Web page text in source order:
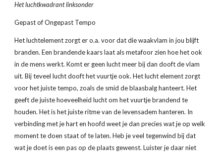
Het luchtkwadrant linksonder
Gepast of Ongepast Tempo
Het luchtelement zorgt er o.a. voor dat die waakvlam in jou blijft
branden. Een brandende kaars laat als metafoor zien hoe het ook
in de mens werkt. Komt er geen lucht meer bij dan dooft de vlam
uit. Bij teveel lucht dooft het vuurtje ook. Het lucht element zorgt
voor het juiste tempo, zoals de smid de blaasbalg hanteert. Het
geeft de juiste hoeveelheid lucht om het vuurtje brandend te
houden. Het is het juiste ritme van de levensadem hanteren. In
verbinding met je hart en hoofd weet je dan precies wat je op welk
moment te doen staat of te laten. Heb je veel tegenwind bij dat
wat je doet is een pas op de plaats gewenst. Luister je daar niet